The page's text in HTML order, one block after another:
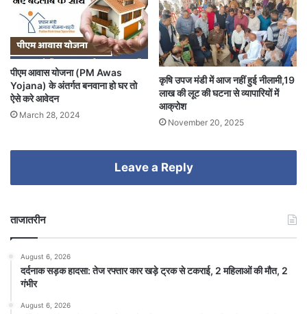
पीएम आवास योजना (PM Awas
Yojana) के अंतर्गत बनवाना हो घर तो
ऐसे करे आवेदन
March 28, 2024
कृषि उपज मंडी में आज नहीं हुई नीलामी,19
लाख की लूट की घटना से व्यापारियों में
आक्रोश
November 20, 2025
Leave a Reply
ताजातरीन
August 6, 2026
दर्दनाक सड़क हादसा: तेज रफ्तार कार खड़े ट्रक से टकराई, 2 महिलाओं की मौत, 2
गंभीर
August 6, 2026